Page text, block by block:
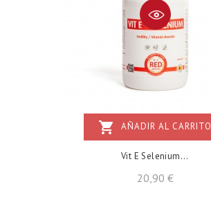
shopping_cart AÑADIR AL CARRITO
Vit E Selenium...
20,90 €Precio